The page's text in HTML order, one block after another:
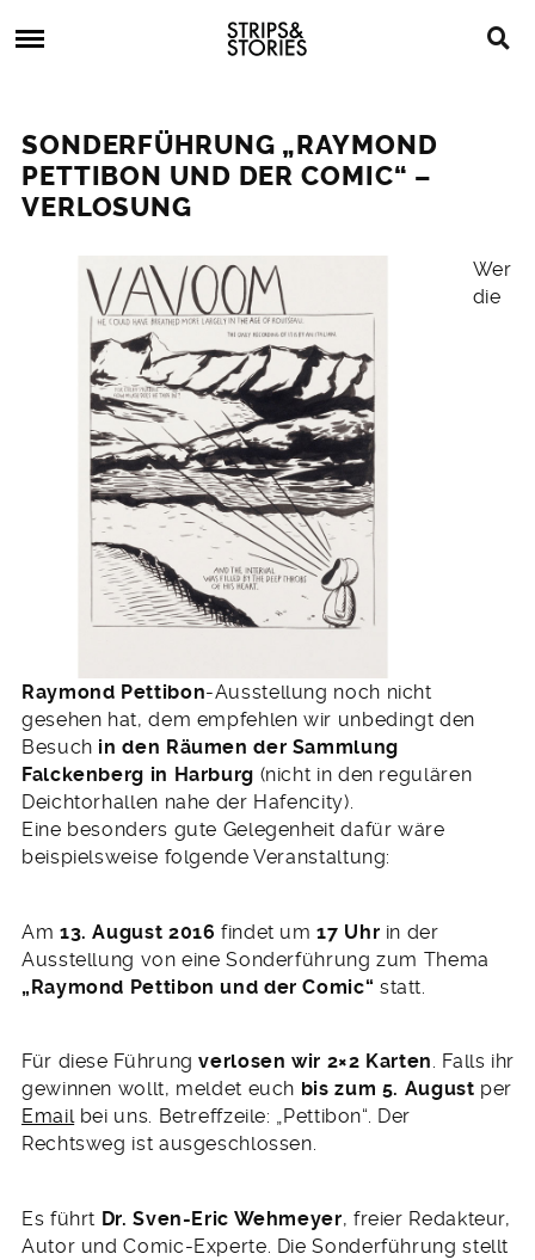
to
Strips
&
Stories
Comics,
Bücher
SONDERFÜHRUNG „RAYMOND
PETTIBON UND DER COMIC“ –
VERLOSUNG
Wer
die
Raymond Pettibon-Ausstellung noch nicht
gesehen hat, dem empfehlen wir unbedingt den
Besuch in den Räumen der Sammlung
Falckenberg in Harburg (nicht in den regulären
Deichtorhallen nahe der Hafencity).
Eine besonders gute Gelegenheit dafür wäre
beispielsweise folgende Veranstaltung:
Am 13. August 2016 findet um17 Uhr in der
Ausstellung von eine Sonderführung zum Thema
„Raymond Pettibon und der Comic“ statt.
Für diese Führungverlosen wir 2×2 Karten. Falls ihr
gewinnen wollt, meldet euch bis zum 5. August per
Emailbei uns. Betreffzeile: „Pettibon“. Der
Rechtsweg ist ausgeschlossen.
Es führt Dr. Sven-Eric Wehmeyer, freier Redakteur,
Autor und Comic-Experte. Die Sonderführung stellt